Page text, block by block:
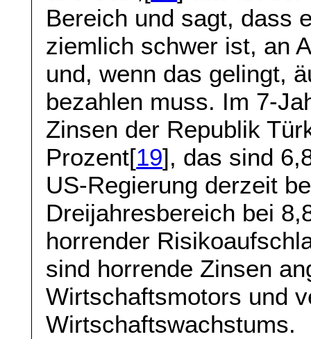
Bereich und sagt, dass
ziemlich schwer ist, an
und, wenn das gelingt,
bezahlen muss. Im 7-
Zinsen der Republik
Prozent[19], das sind
US-Regierung derzeit
Dreijahresbereich bei
horrender
sind horrende Zinsen
Wirtschaftsmotors und
Wirtschaftswachstums.